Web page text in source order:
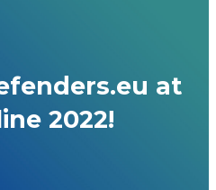
at
2022!